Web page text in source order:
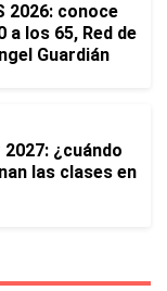
2026: conoce
a los 65, Red de
Guardián
¿cuándo
las clases en